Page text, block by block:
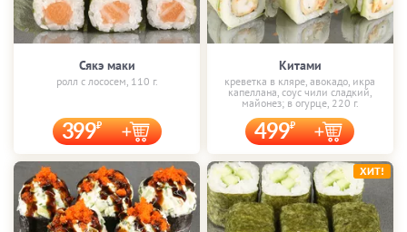
Сякэ маки
ролл с лососем, 110 г.
399
Китами
креветка в кляре, авокадо, икра
капеллана, соус чили сладкий,
майонез; в огурце, 220 г.
499
ХИТ!